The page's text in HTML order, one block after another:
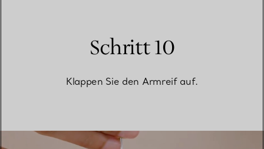
Schritt 10
Klappen Sie den Armreif auf.